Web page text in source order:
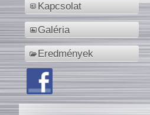
Kapcsolat
Galéria
Eredmények